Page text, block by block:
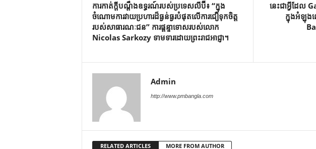
ការកាត់ក្តីបណ្តឹងឧទ្ធរណ៍របស់ប្រទេសលីប៊ី៖ “ក្នុង
ចំណោមការវាយប្រហារដ៏ធ្ងន់ធ្ងរបំផុតលើការជឿទុកចិត្ត
របស់សាធារណៈជន” ការផ្តន្ទាទោសរបស់លោក
Nicolas Sarkozy ទាមទារដោយព្រះរាជអាជ្ញា។
នេះជាអ្វីដែល
ក្នុងអំឡុង
Admin
http://www.pmbangla.com
RELATED ARTICLES MORE FROM AUTHOR